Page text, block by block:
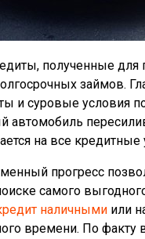
полученные
займов.
и суровые условия
автомобиль
на все кредитные
прогресс
самого
наличными или
времени. По факту